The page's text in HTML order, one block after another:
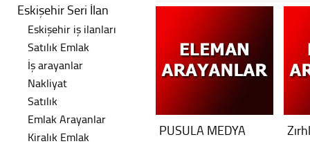
Eskişehir Seri İlan
Eskişehir iş ilanları
Satılık Emlak
İş arayanlar
Nakliyat
Satılık
Emlak Arayanlar
Kiralık Emlak
PUSULA MEDYA